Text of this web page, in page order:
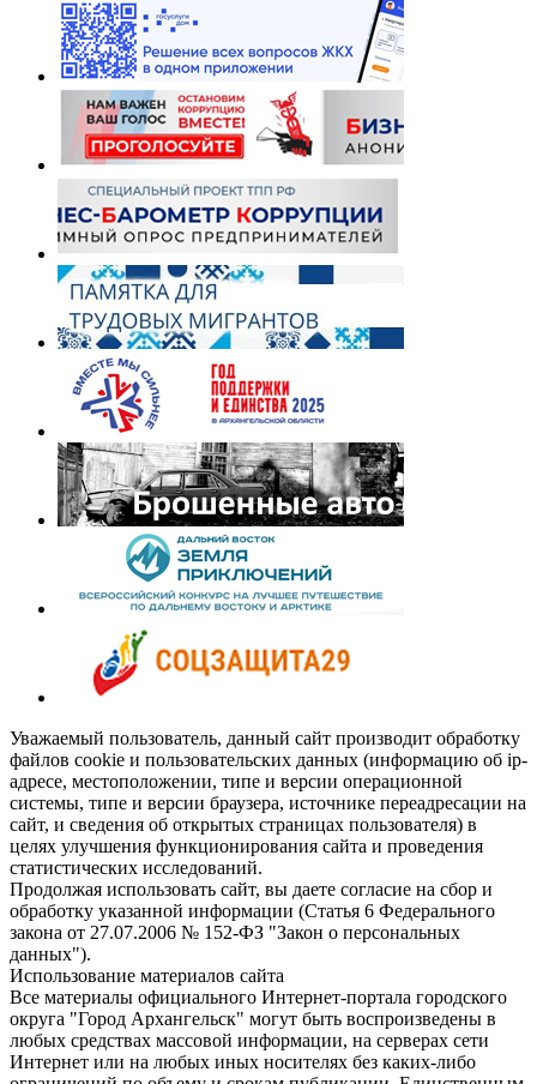
Уважаемый пользователь, данный сайт производит обработку
файлов cookie и пользовательских данных (информацию об ip-
адресе, местоположении, типе и версии операционной
системы, типе и версии браузера, источнике переадресации на
сайт, и сведения об открытых страницах пользователя) в
целях улучшения функционирования сайта и проведения
статистических исследований.
Продолжая использовать сайт, вы даете согласие на сбор и
обработку указанной информации (Статья 6 Федерального
закона от 27.07.2006 № 152-ФЗ "Закон о персональных
данных").
Использование материалов сайта
Все материалы официального Интернет-портала городского
округа "Город Архангельск" могут быть воспроизведены в
любых средствах массовой информации, на серверах сети
Интернет или на любых иных носителях без каких-либо